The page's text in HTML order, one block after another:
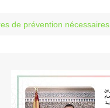
de prévention nécessaires